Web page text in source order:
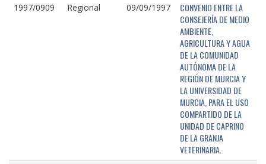
1997/0909 Regional 09/09/1997
CONVENIO ENTRE LA
CONSEJERÍA DE MEDIO
AMBIENTE,
AGRICULTURA Y AGUA
DE LA COMUNIDAD
AUTÓNOMA DE LA
REGIÓN DE MURCIA Y
LA UNIVERSIDAD DE
MURCIA, PARA EL USO
COMPARTIDO DE LA
UNIDAD DE CAPRINO
DE LA GRANJA
VETERINARIA.